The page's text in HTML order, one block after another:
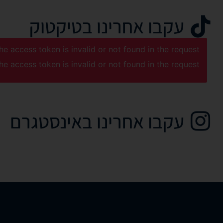
עקבו אחרינו בטיקטוק
access token is invalid or not found in the request.
access token is invalid or not found in the request.
עקבו אחרינו באינסטגרם